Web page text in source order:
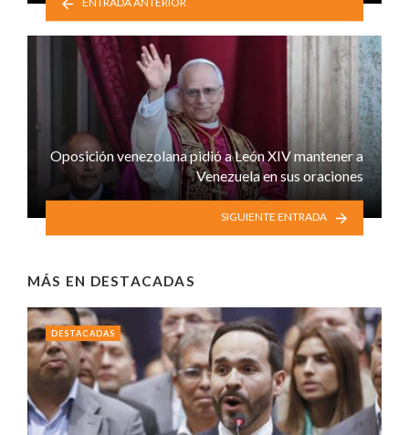
ENTRADA ANTERIOR
Oposición venezolana pidió a León XIV mantener a
Venezuela en sus oraciones
SIGUIENTE ENTRADA
MÁS EN DESTACADAS
DESTACADAS